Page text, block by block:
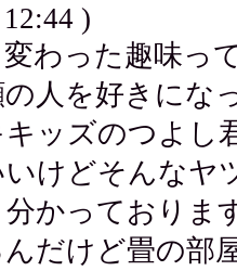
)
わった趣味っ
人を好きにな
ッズのつよし
けどそんなヤ
かっておりま
だけど畳の部